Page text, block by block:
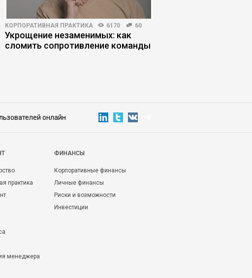
КОРПОРАТИВНАЯ ПРАКТИКА 6170 60
Укрощение незаменимых: как
сломить сопротивление команды
онлайн
практика
менеджера
ФИНАНСЫ
Корпоративные финансы
Личные финансы
Риски и возможности
Инвестиции